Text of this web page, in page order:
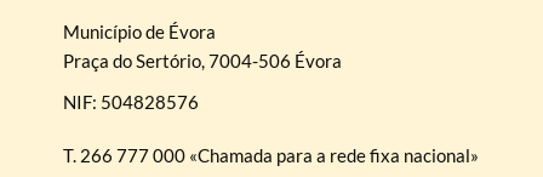
Município de Évora
Praça do Sertório, 7004-506 Évora
NIF: 504828576
T. 266 777 000 «Chamada para a rede fixa nacional»